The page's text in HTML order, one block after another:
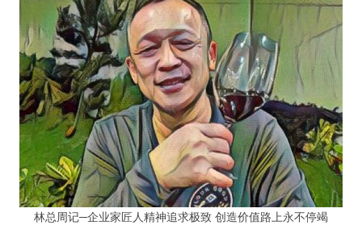
林总周记─企业家匠人精神追求极致 创造价值路上永不停竭